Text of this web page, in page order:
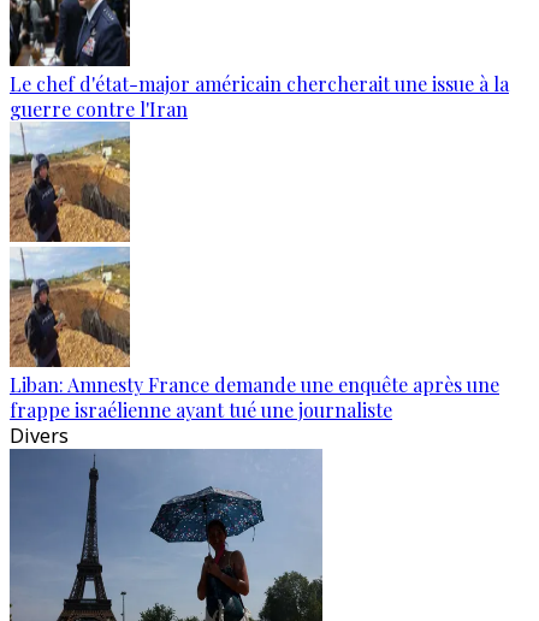
Le chef d'état-major américain chercherait une issue à la
guerre contre l'Iran
Liban: Amnesty France demande une enquête après une
frappe israélienne ayant tué une journaliste
Divers